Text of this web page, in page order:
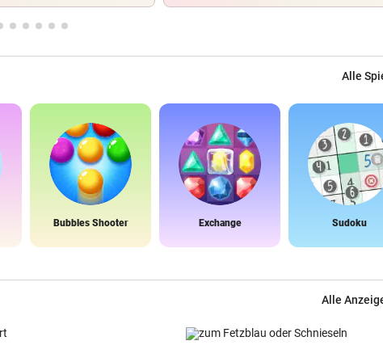
Alle
Bubbles Shooter Exchange Sudoku
Alle